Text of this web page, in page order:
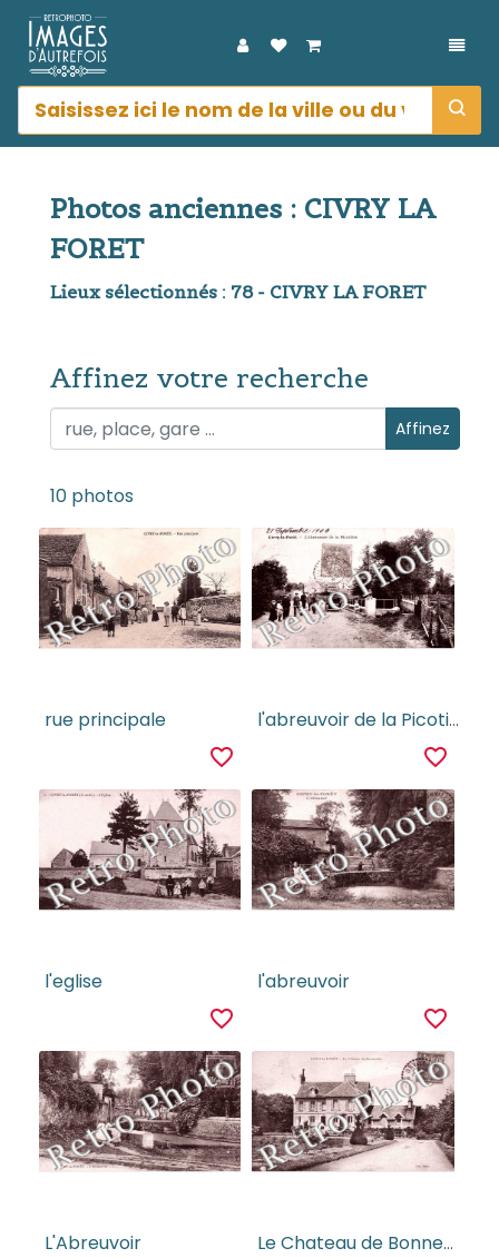
Photos anciennes : CIVRY LA
FORET
Lieux sélectionnés : 78 - CIVRY LA FORET
Affinez votre recherche
Affinez votre recherche Affinez
10 photos
rue principale
favorite_border
l'abreuvoir de la Picotiere
favorite_border
l'eglise
favorite_border
l'abreuvoir
favorite_border
L'Abreuvoir Le Chateau de Bonneville